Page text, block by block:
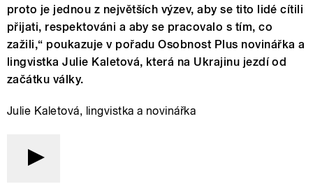
proto je jednou z největších výzev, aby se tito lidé cítili
přijati, respektováni a aby se pracovalo s tím, co
zažili,“ poukazuje v pořadu Osobnost Plus novinářka a
lingvistka Julie Kaletová, která na Ukrajinu jezdí od
začátku války.
Julie Kaletová, lingvistka a novinářka